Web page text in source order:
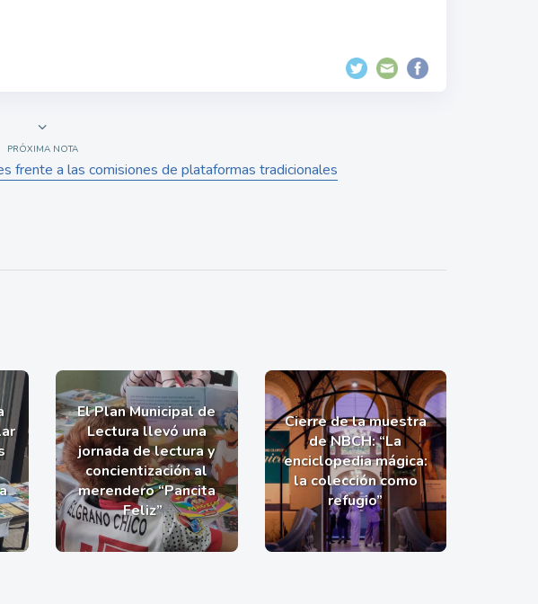
PRÓXIMA NOTA
frente a las comisiones de plataformas tradicionales
El Plan Municipal de
Lectura llevó una
jornada de lectura y
concientización al
merendero “Pancita
Feliz”
Cierre de la muestra
de NBCH: “La
enciclopedia mágica:
la colección como
refugio”